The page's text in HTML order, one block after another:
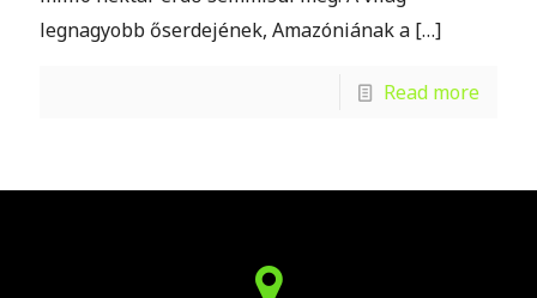
legnagyobb őserdejének, Amazóniának a […]
Read more